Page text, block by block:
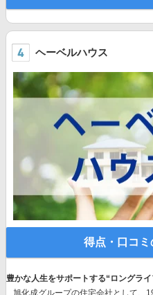
ヘーベルハウス
得点・口コ
豊かな人生をサポートする“ロングライ
旭化成グループの住宅会社として、